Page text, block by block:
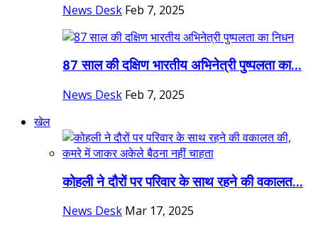
News Desk Feb 7, 2025
87 साल की दक्षिण भारतीय अभिनेत्री पुष्पलता का...
News Desk Feb 7, 2025
खेल
कोहली ने दौरों पर परिवार के साथ रहने की वकालत...
News Desk Mar 17, 2025